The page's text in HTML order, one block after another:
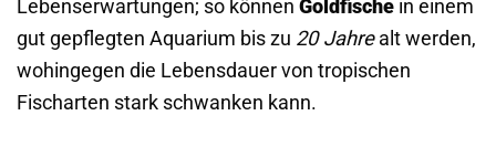
Lebenserwartungen; so können Goldfische in einem
gut gepflegten Aquarium bis zu 20 Jahrealt werden,
wohingegen die Lebensdauer von tropischen
Fischarten stark schwanken kann.